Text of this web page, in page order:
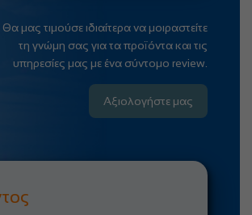
Θα μας τιμούσε ιδιαίτερα να μοιραστείτε
τη γνώμη σας για τα προϊόντα και τις
υπηρεσίες μας με ένα σύντομο review.
Αξιολογήστε μας